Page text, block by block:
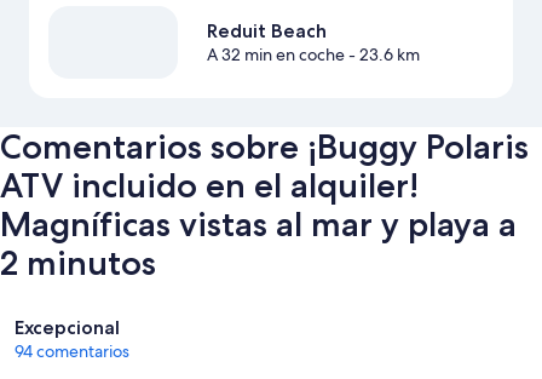
Reduit Beach
A 32 min en coche- 23.6 km
Comentarios sobre ¡Buggy Polaris
ATV incluido en el alquiler!
Magníficas vistas al mar y playa a
2 minutos
Comentarios
Excepcional
94 comentarios